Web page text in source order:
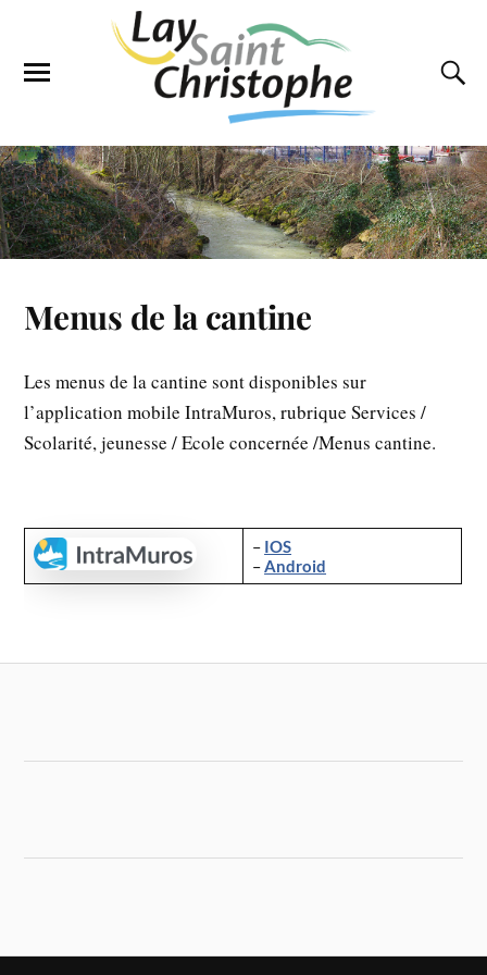
Menus de la cantine
Les menus de la cantine sont disponibles sur
l’application mobile IntraMuros, rubrique Services /
Scolarité, jeunesse / Ecole concernée /Menus cantine.
– IOS
–Android